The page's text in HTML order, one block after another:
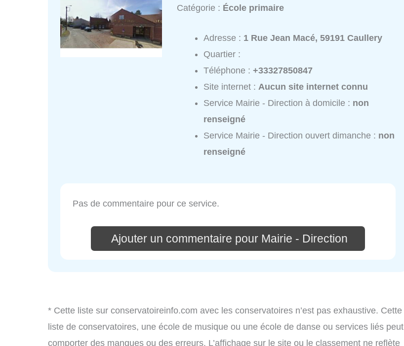
Catégorie : École primaire
Adresse : 1 Rue Jean Macé, 59191 Caullery
Quartier :
Téléphone :+33327850847
Site internet :Aucun site internet connu
Service Mairie - Direction à domicile : non
renseigné
Service Mairie - Direction ouvert dimanche : non
renseigné
Pas de commentaire pour ce service.
Ajouter un commentaire pour Mairie - Direction
* Cette liste sur conservatoireinfo.com avec les conservatoires n’est pas exhaustive. Cette
liste de conservatoires, une école de musique ou une école de danse ou services liés peut
comporter des manques ou des erreurs. L’affichage sur le site ou le classement ne reflète